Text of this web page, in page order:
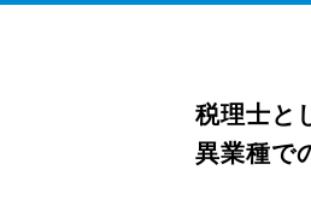
税理士と
異業種で